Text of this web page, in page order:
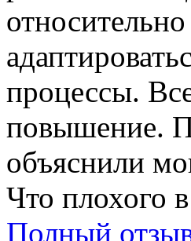
процессы.
повышение.
объяснили
Что плохого
Полный